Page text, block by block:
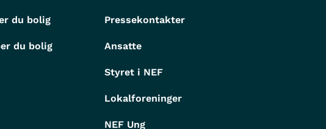
du bolig
du bolig
Pressekontakter
Ansatte
Styret i NEF
Lokalforeninger
NEF Ung